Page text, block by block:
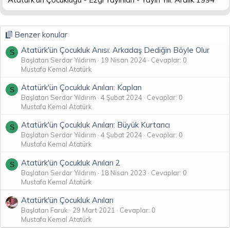
Benzer konular
S Atatürk'ün Çocukluk Anısı: Arkadaş Dediğin Böyle Olur
Başlatan Serdar Yıldırım 19 Nisan 2024
Cevaplar: 0
Mustafa Kemal Atatürk
S Atatürk'ün Çocukluk Anıları: Kaplan
Başlatan Serdar Yıldırım 4 Şubat 2024
Cevaplar: 0
Mustafa Kemal Atatürk
S Atatürk'ün Çocukluk Anıları: Büyük Kurtarıcı
Başlatan Serdar Yıldırım 4 Şubat 2024
Cevaplar: 0
Mustafa Kemal Atatürk
S Atatürk'ün Çocukluk Anıları 2
Başlatan Serdar Yıldırım 18 Nisan 2023
Cevaplar: 0
Mustafa Kemal Atatürk
Atatürk'ün Çocukluk Anıları
Başlatan Faruk 29 Mart 2021
Cevaplar: 0
Mustafa Kemal Atatürk